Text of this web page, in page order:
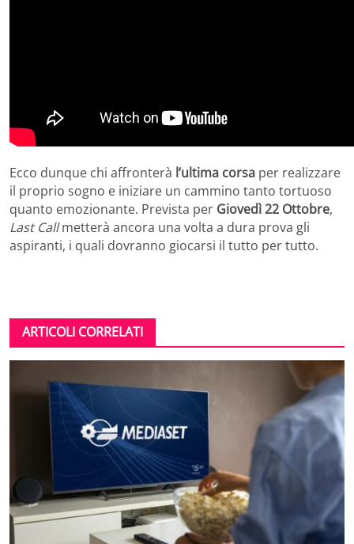
Ecco dunque chi affronterà l’ultima corsa per realizzare
il proprio sogno e iniziare un cammino tanto tortuoso
quanto emozionante. Prevista per Giovedì 22 Ottobre,
Last Callmetterà ancora una volta a dura prova gli
aspiranti, i quali dovranno giocarsi il tutto per tutto.
ARTICOLI CORRELATI